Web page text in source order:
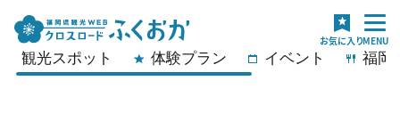
観光スポット 体験プラン イベント 福岡